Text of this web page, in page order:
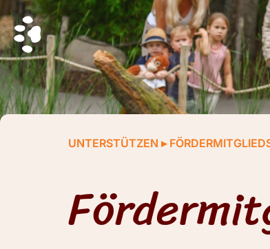
UNTERSTÜTZEN ▸